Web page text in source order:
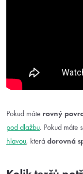
Pokud máte rovný
pod dlažbu. Pokud máte
hlavou, která dorovná